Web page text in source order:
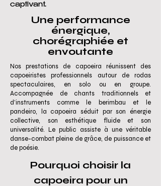
captivant.
Une performance
énergique,
chorégraphiée et
envoutante
Nos prestations de capoeira réunissent des
capoeiristes professionnels autour de rodas
spectaculaires, en solo ou en groupe.
Accompagnée de chants traditionnels et
d’instruments comme le berimbau et le
pandeiro, la capoeira séduit par son énergie
collective, son esthétique fluide et son
universalité. Le public assiste à une véritable
danse-combat pleine de grâce, de puissance et
de poésie.
Pourquoi choisir la
capoeira pour un